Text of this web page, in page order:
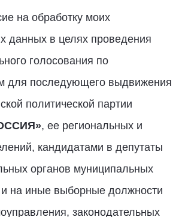
на обработку моих
данных в целях проведения
голосования по
для последующего выдвижения
политической партии
», ее региональных и
кандидатами в депутаты
органов муниципальных
и на иные выборные должности
законодательных